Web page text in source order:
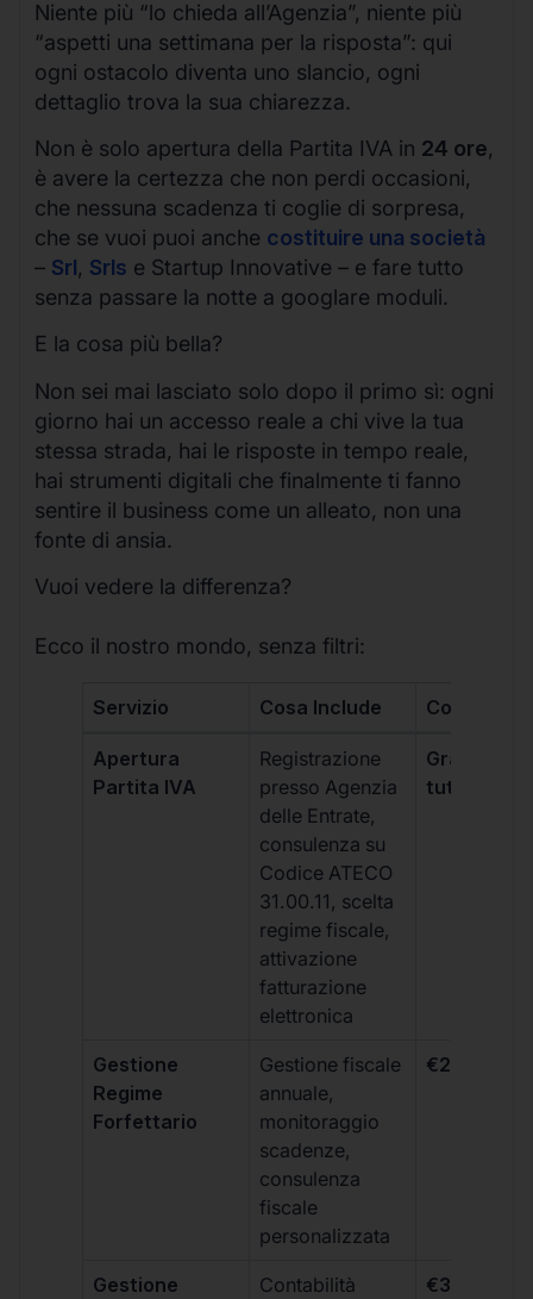
Niente più “lo chieda all’Agenzia”, niente più
“aspetti una settimana per la risposta”: qui
ogni ostacolo diventa uno slancio, ogni
dettaglio trova la sua chiarezza.
Non è solo apertura della Partita IVA in 24 ore,
è avere la certezza che non perdi occasioni,
che nessuna scadenza ti coglie di sorpresa,
che se vuoi puoi anche costituire una società
– Srl, Srls e Startup Innovative – e fare tutto
senza passare la notte a googlare moduli.
E la cosa più bella?
Non sei mai lasciato solo dopo il primo sì: ogni
giorno hai un accesso reale a chi vive la tua
stessa strada, hai le risposte in tempo reale,
hai strumenti digitali che finalmente ti fanno
sentire il business come un alleato, non una
fonte di ansia.
Vuoi vedere la differenza?
Ecco il nostro mondo, senza filtri:
Servizio Cosa Include Costo
Apertura
Partita IVA
Registrazione
presso Agenzia
delle Entrate,
consulenza su
Codice ATECO
31.00.11, scelta
regime fiscale,
attivazione
fatturazione
elettronica
Gratis,
tutti i piani
Gestione
Regime
Forfettario
Gestione fiscale
annuale,
monitoraggio
scadenze,
consulenza
fiscale
personalizzata
€264 +
Gestione
Contabilità
€333 +